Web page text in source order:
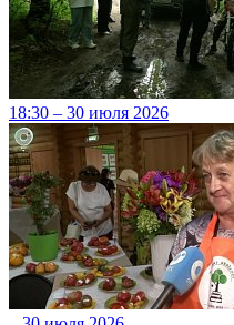
18:30 – 30 июля 2026